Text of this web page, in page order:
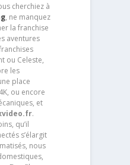
cherchiez à
, ne manquez
la franchise
aventures
ou Celeste,
les
place
ou encore
et
.
qu’il
s’élargit
nous